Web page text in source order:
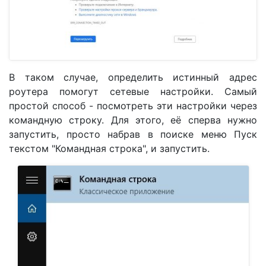
В таком случае, определить истинный адрес
роутера помогут сетевые настройки. Самый
простой способ - посмотреть эти настройки через
командную строку. Для этого, её сперва нужно
запустить, просто набрав в поиске меню Пуск
текстом "Командная строка", и запустить.